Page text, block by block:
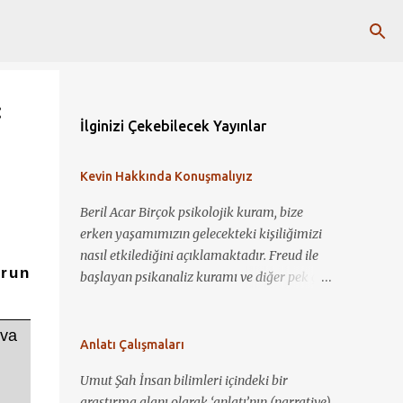
İlginizi Çekebilecek Yayınlar
Kevin Hakkında Konuşmalıyız
Beril Acar Birçok psikolojik kuram, bize
erken yaşamımızın gelecekteki kişiliğimizi
nasıl etkilediğini açıklamaktadır. Freud ile
başlayan psikanaliz kuramı ve diğer pek çok
yapmamız mümkün görünmektedir. Kevin
sosyopat bir gence dönüşebildiğini, annelik
Anlatı Çalışmaları
Umut Şah İnsan bilimleri içindeki bir